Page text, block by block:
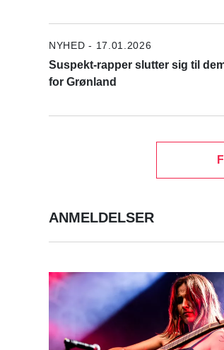
NYHED - 17.01.2026
Suspekt-rapper slutter sig til
for Grønland
ANMELDELSER